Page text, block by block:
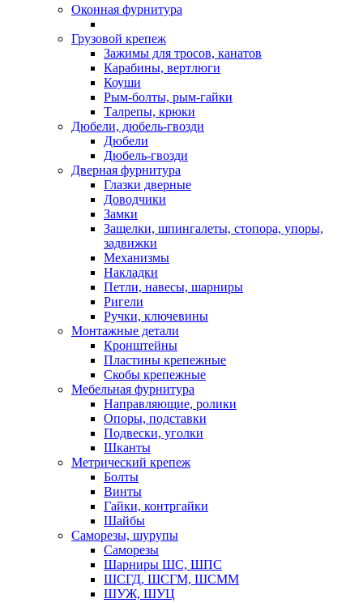
Оконная фурнитура
Грузовой крепеж
Зажимы для тросов, канатов
Карабины, вертлюги
Коуши
Рым-болты, рым-гайки
Талрепы, крюки
Дюбели, дюбель-гвозди
Дюбели
Дюбель-гвозди
Дверная фурнитура
Глазки дверные
Доводчики
Замки
Защелки, шпингалеты, стопора, упоры,
задвижки
Механизмы
Накладки
Петли, навесы, шарниры
Ригели
Ручки, ключевины
Монтажные детали
Кронштейны
Пластины крепежные
Скобы крепежные
Мебельная фурнитура
Направляющие, ролики
Опоры, подставки
Подвески, уголки
Шканты
Метрический крепеж
Болты
Винты
Гайки, контргайки
Шайбы
Саморезы, шурупы
Саморезы
Шарниры ШС, ШПС
ШСГД, ШСГМ, ШСММ
ШУЖ, ШУЦ